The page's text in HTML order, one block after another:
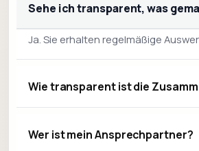
Sehe ich transparent, was
Ja. Sie erhalten regelmäßige
Wie transparent ist die
Wer ist mein Ansprechpartner?